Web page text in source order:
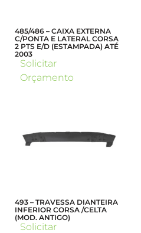
485/486 – CAIXA EXTERNA
C/PONTA E LATERAL CORSA
2 PTS E/D (ESTAMPADA) ATÉ
2003
Solicitar
Orçamento
493 – TRAVESSA DIANTEIRA
INFERIOR CORSA /CELTA
(MOD. ANTIGO)
Solicitar